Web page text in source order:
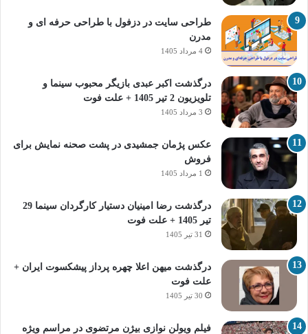
طراحی سایت در دزفول با طراحی حرفه‌ ای و
مدرن
4 مرداد 1405
درگذشت اکبر عبدی بازیگر محبوب سینما و
تلویزیون 2 تیر 1405 + علت فوت
3 مرداد 1405
عکس پژمان جمشیدی در پشت صحنه نمایش برای
فروش
1 مرداد 1405
درگذشت رضا امینیان دستیار کارگردان سینما 29
تیر 1405 + علت فوت
31 تیر 1405
درگذشت میهن اعلا چهره پرداز پیشکسوت ایران +
علت فوت
30 تیر 1405
فیلم ویولن نوازی بیژن مرتضوی در مراسم ویژه